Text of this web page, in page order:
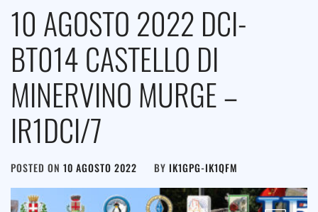
10 AGOSTO 2022 DCI-
BT014 CASTELLO DI
MINERVINO MURGE –
IR1DCI/7
POSTED ON 10 AGOSTO 2022 BY IK1GPG-IK1QFM